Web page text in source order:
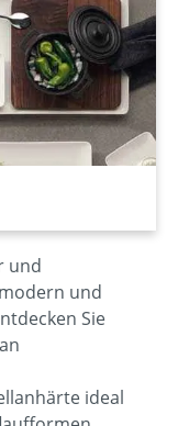
und
und
Sie
ideal